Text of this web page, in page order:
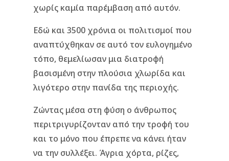
χωρίς καμία παρέμβαση από αυτόν.
Εδώ και 3500 χρόνια οι πολιτισμοί που
αναπτύχθηκαν σε αυτό τον ευλογημένο
τόπο, θεμελίωσαν μια διατροφή
βασισμένη στην πλούσια χλωρίδα και
λιγότερο στην πανίδα της περιοχής.
Ζώντας μέσα στη φύση ο άνθρωπος
περιτριγυρίζονταν από την τροφή του
και το μόνο που έπρεπε να κάνει ήταν
να την συλλέξει. Άγρια χόρτα, ρίζες,